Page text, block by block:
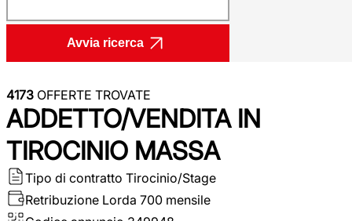
Avvia ricerca
4173 OFFERTE TROVATE
ADDETTO/VENDITA IN
TIROCINIO MASSA
Tipo di contratto Tirocinio/Stage
Retribuzione Lorda 700 mensile